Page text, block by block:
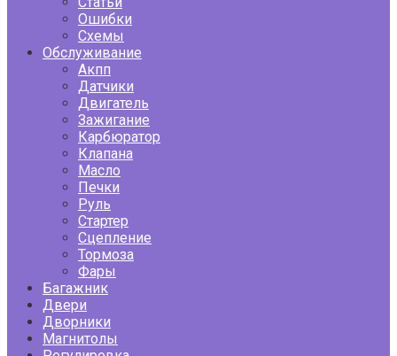
Ошибки
Схемы
Обслуживание
Акпп
Датчики
Двигатель
Зажигание
Карбюратор
Клапана
Масло
Печки
Руль
Стартер
Сцепление
Тормоза
Фары
Багажник
Двери
Дворники
Магнитолы